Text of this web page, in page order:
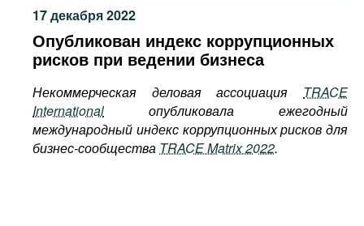
Подкасты
Книжная полка
17 декабря 2022
Опубликован индекс коррупционных
рисков при ведении бизнеса
Некоммерческая деловая ассоциация TRACE
International опубликовала ежегодный
международный индекс коррупционных рисков для
бизнес-сообщества TRACE Matrix 2022.